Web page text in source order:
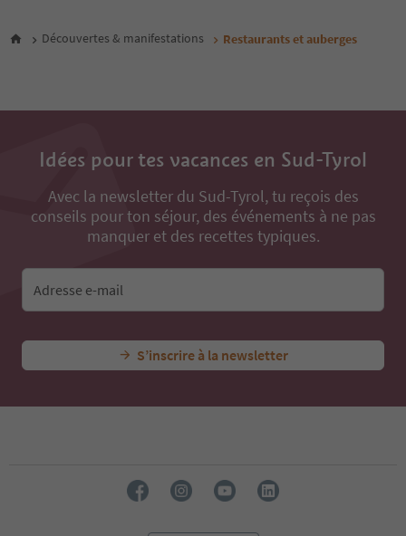
Découvertes & manifestations Restaurants et auberges
Idées pour tes vacances en Sud-Tyrol
Avec la newsletter du Sud-Tyrol, tu reçois des
conseils pour ton séjour, des événements à ne pas
manquer et des recettes typiques.
Adresse e-mail
S’inscrire à la newsletter